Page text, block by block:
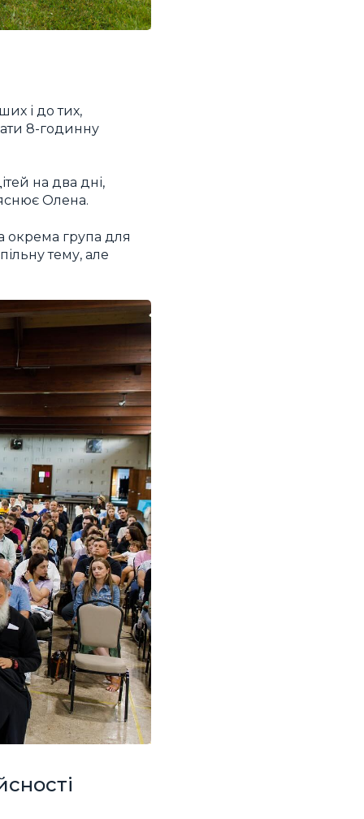
і до тих,
8-годинну
на два дні,
Олена.
окрема група для
тему, але